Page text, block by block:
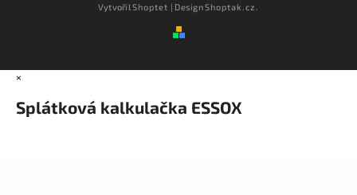
VytvořilShoptet | DesignShoptak.cz.
×
Splátková kalkulačka ESSOX